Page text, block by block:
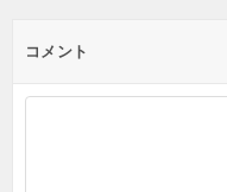
コメント